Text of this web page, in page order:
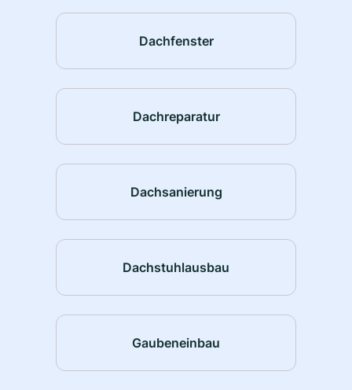
Dachfenster
Dachreparatur
Dachsanierung
Dachstuhlausbau
Gaubeneinbau